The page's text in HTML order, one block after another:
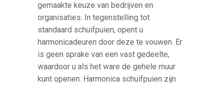
gemaakte keuze van bedrijven en
organisaties. In tegenstelling tot
standaard schuifpuien, opent u
harmonicadeuren door deze te vouwen. Er
is geen sprake van een vast gedeelte,
waardoor u als het ware de gehele muur
kunt openen. Harmonica schuifpuien zijn